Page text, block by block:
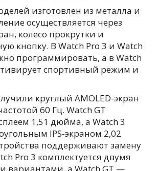
изготовлен из металла и
осуществляется через
колесо прокрутки и
кнопку. В Watch Pro 3 и Watch
программировать, а в Watch
спортивный режим и
круглый AMOLED-экран
60 Гц. Watch GT
1,51 дюйма, а Watch 3
IPS-экраном 2,02
поддерживают замену
Pro 3 комплектуется двумя